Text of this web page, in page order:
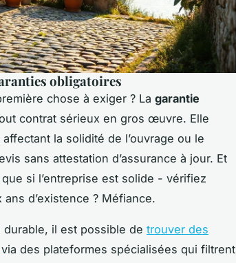
obligatoires
chose à exiger ? La garantie
contrat sérieux en gros œuvre. Elle
la solidité de l’ouvrage ou le
sans attestation d’assurance à jour. Et
si l’entreprise est solide - vérifiez
d’existence ? Méfiance.
il est possible de trouver des
via des plateformes spécialisées qui filtrent